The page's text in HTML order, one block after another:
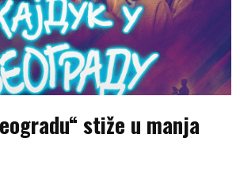
stiže u manja